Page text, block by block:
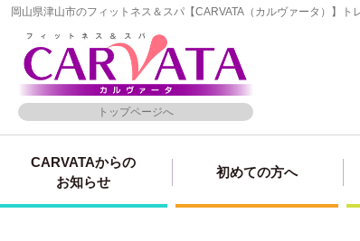
岡山県津山市のフィットネス＆スパ【CARVATA（カルヴァータ）】
トップページへ
CARVATAからの
お知らせ
初めての方へ